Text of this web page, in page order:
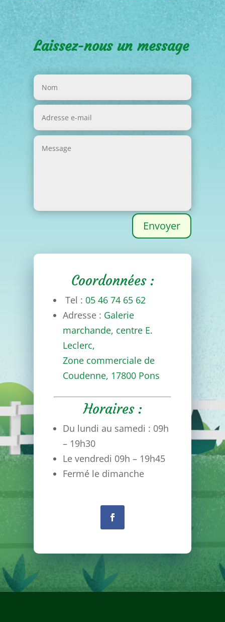
Laissez-nous un message
Envoyer
Coordonnées :
Tel : 05 46 74 65 62
Adresse : Galerie
marchande, centre E.
Leclerc,
Zone commerciale de
Coudenne, 17800 Pons
Horaires :
Du lundi au samedi : 09h
– 19h30
Le vendredi 09h – 19h45
Fermé le dimanche